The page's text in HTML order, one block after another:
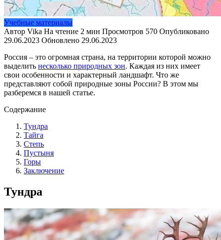
Учебные материалы
Автор Vika На чтение 2 мин Просмотров 570 Опубликовано
29.06.2023 Обновлено 29.06.2023
Россия – это огромная страна, на территории которой можно
выделить несколько природных зон. Каждая из них имеет
свои особенности и характерный ландшафт. Что же
представляют собой природные зоны России? В этом мы
разберемся в нашей статье.
Содержание
Тундра
Тайга
Степь
Пустыня
Горы
Заключение
Тундра